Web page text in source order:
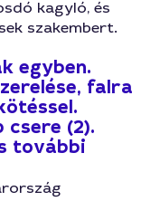
kagyló, és
szakembert.
egyben.
falra
csere (2).
további